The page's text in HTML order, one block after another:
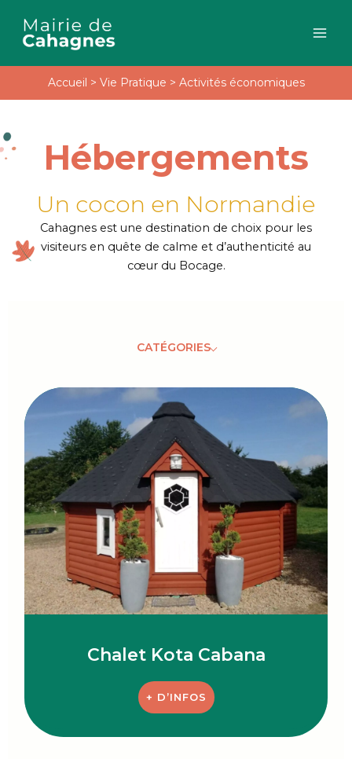
contenu
Accueil > Vie Pratique > Activités économiques
Hébergements
Un cocon en Normandie
Cahagnes est une destination de choix pour les
visiteurs en quête de calme et d’authenticité au
cœur du Bocage.
CATÉGORIES
Chalet Kota Cabana
+ D’INFOS